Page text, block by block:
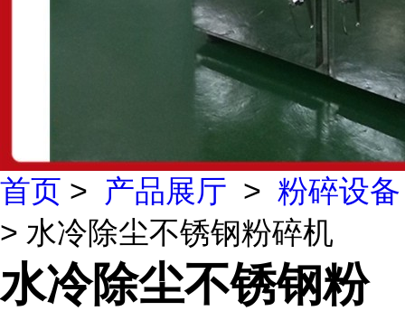
首页 > 产品展厅 > 粉碎设备
> 水冷除尘不锈钢粉碎机
水冷除尘不锈钢粉